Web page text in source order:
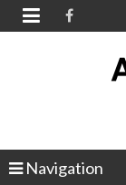

Navigation